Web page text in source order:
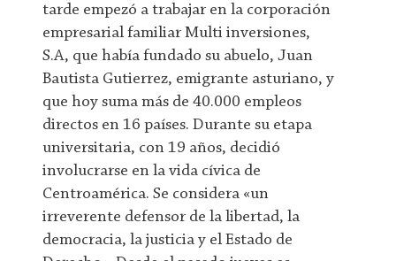
tarde empezó a trabajar en la corporación
empresarial familiar Multi inversiones,
S.A, que había fundado su abuelo, Juan
Bautista Gutierrez, emigrante asturiano, y
que hoy suma más de 40.000 empleos
directos en 16 países. Durante su etapa
universitaria, con 19 años, decidió
involucrarse en la vida cívica de
Centroamérica. Se considera «un
irreverente defensor de la libertad, la
democracia, la justicia y el Estado de